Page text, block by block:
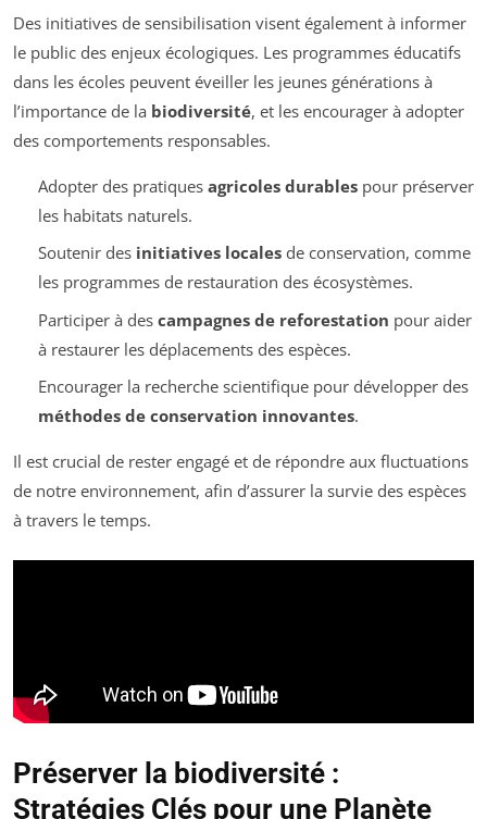
Des initiatives de sensibilisation visent également à informer
le public des enjeux écologiques. Les programmes éducatifs
dans les écoles peuvent éveiller les jeunes générations à
l’importance de la biodiversité, et les encourager à adopter
des comportements responsables.
Adopter des pratiques agricoles durablespour préserver
les habitats naturels.
Soutenir des initiatives localesde conservation, comme
les programmes de restauration des écosystèmes.
Participer à des campagnes de reforestation pour aider
à restaurer les déplacements des espèces.
Encourager la recherche scientifique pour développer des
méthodes de conservation innovantes.
Il est crucial de rester engagé et de répondre aux fluctuations
de notre environnement, afin d’assurer la survie des espèces
à travers le temps.
Préserver la biodiversité :
Stratégies Clés pour une Planète